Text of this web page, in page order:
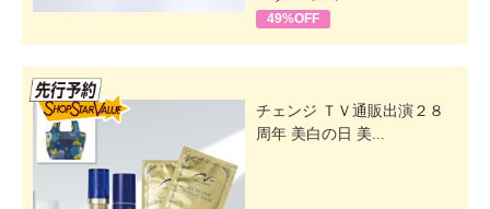
49%OFF
チェンジ ＴＶ通販出演２８
周年 美白の日 美...